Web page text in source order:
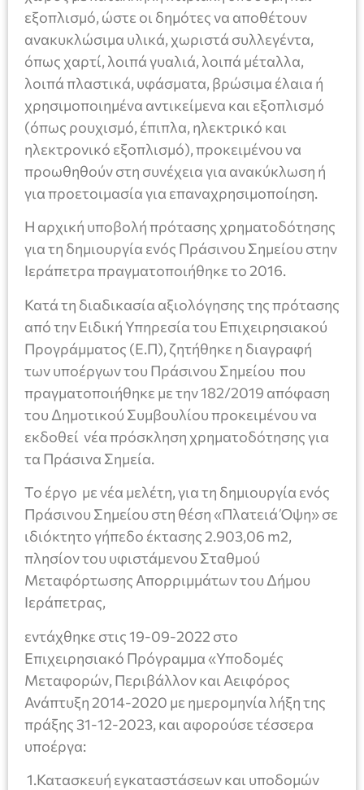
εξοπλισμό, ώστε οι δημότες να αποθέτουν
ανακυκλώσιμα υλικά, χωριστά συλλεγέντα,
όπως χαρτί, λοιπά γυαλιά, λοιπά μέταλλα,
λοιπά πλαστικά, υφάσματα, βρώσιμα έλαια ή
χρησιμοποιημένα αντικείμενα και εξοπλισμό
(όπως ρουχισμό, έπιπλα, ηλεκτρικό και
ηλεκτρονικό εξοπλισμό), προκειμένου να
προωθηθούν στη συνέχεια για ανακύκλωση ή
για προετοιμασία για επαναχρησιμοποίηση.
Η αρχική υποβολή πρότασης χρηματοδότησης
για τη δημιουργία ενός Πράσινου Σημείου στην
Ιεράπετρα πραγματοποιήθηκε το 2016.
Κατά τη διαδικασία αξιολόγησης της πρότασης
από την Ειδική Υπηρεσία του Επιχειρησιακού
Προγράμματος (Ε.Π), ζητήθηκε η διαγραφή
των υποέργων του Πράσινου Σημείου που
πραγματοποιήθηκε με την 182/2019 απόφαση
του Δημοτικού Συμβουλίου προκειμένου να
εκδοθεί νέα πρόσκληση χρηματοδότησης για
τα Πράσινα Σημεία.
Το έργο με νέα μελέτη, για τη δημιουργία ενός
Πράσινου Σημείου στη θέση «Πλατειά Όψη» σε
ιδιόκτητο γήπεδο έκτασης 2.903,06 m2,
πλησίον του υφιστάμενου Σταθμού
Μεταφόρτωσης Απορριμμάτων του Δήμου
Ιεράπετρας,
εντάχθηκε στις 19-09-2022 στο
Επιχειρησιακό Πρόγραμμα «Υποδομές
Μεταφορών, Περιβάλλον και Αειφόρος
Ανάπτυξη 2014-2020 με ημερομηνία λήξη της
πράξης 31-12-2023, και αφορούσε τέσσερα
υποέργα:
1.Κατασκευή εγκαταστάσεων και υποδομών